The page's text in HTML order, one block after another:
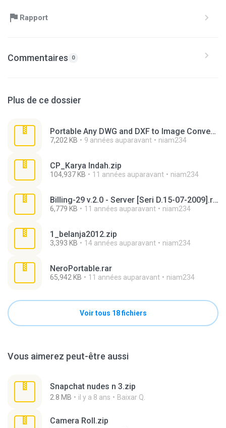
Rapport
Commentaires 0
Plus de ce dossier
Portable Any DWG and DXF to Image Converter v3.3.4.zip
7,202 KB 9 années auparavant niam234
CP_Karya Indah.zip
104,937 KB 11 années auparavant niam234
Billing-29 v.2.0 - Server [Seri D.15-07-2009].rar
6,779 KB 11 années auparavant niam234
1_belanja2012.zip
3,393 KB 14 années auparavant niam234
NeroPortable.rar
65,942 KB 11 années auparavant niam234
Voir tous 18 fichiers
Vous aimerez peut-être aussi
Snapchat nudes n 3.zip
2.8 MB il y a 8 ans Baixar Q.
Camera Roll.zip